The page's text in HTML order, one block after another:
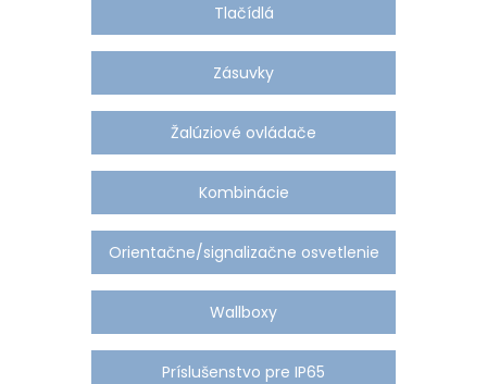
Tlačídlá
Zásuvky
Žalúziové ovládače
Kombinácie
Orientačne/signalizačne osvetlenie
Wallboxy
Príslušenstvo pre IP65